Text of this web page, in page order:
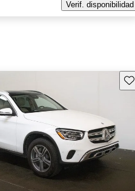
Verif. disponibilidad